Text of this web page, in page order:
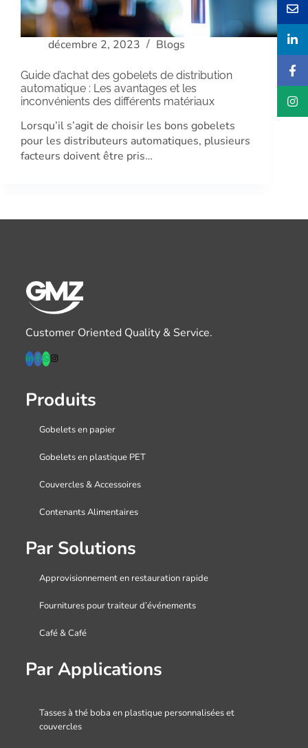
décembre 2, 2023 Blogs
Guide d’achat des gobelets de distribution
automatique : Les avantages et les
inconvénients des différents matériaux
Lorsqu’il s’agit de choisir les bons gobelets
pour les distributeurs automatiques, plusieurs
facteurs doivent être pris…
Customer Oriented Quality & Service.
Produits
Gobelets en papier
Gobelets en plastique PET
Couvercles & Accessoires
Contenants Alimentaires
Par Solutions
Approvisionnement en restauration rapide
Fournitures pour traiteur d’événements
Café & Café
Par Applications
Tasses à thé boba en plastique personnalisées et
couvercles